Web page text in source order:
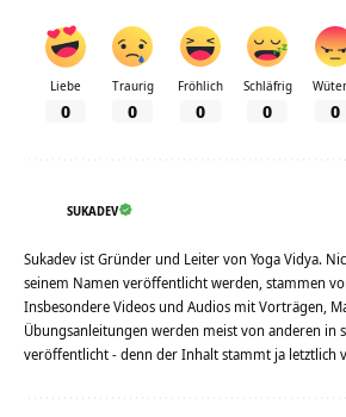
Liebe
0
Traurig
0
Fröhlich
0
Schläfrig
0 0
SUKADEV
Sukadev ist Gründer und Leiter von Yoga Vidya.
seinem Namen veröffentlicht werden, stammen
Insbesondere Videos und Audios mit Vorträgen,
Übungsanleitungen werden meist von anderen in
veröffentlicht - denn der Inhalt stammt ja letztlich